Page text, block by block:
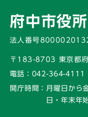
府中市役所
法人番号
〒183-8703 東京都
電話： 042-364-4111
開庁時間： 月曜日から
日・年末年